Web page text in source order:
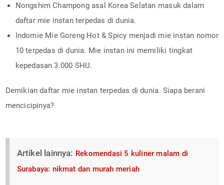
Nongshim Champong asal Korea Selatan masuk dalam
daftar mie instan terpedas di dunia.
Indomie Mie Goreng Hot & Spicy menjadi mie instan nomor
10 terpedas di dunia. Mie instan ini memiliki tingkat
kepedasan 3.000 SHU.
Demikian daftar mie instan terpedas di dunia. Siapa berani
mencicipinya?
Artikel lainnya: Rekomendasi 5 kuliner malam di
Surabaya: nikmat dan murah meriah